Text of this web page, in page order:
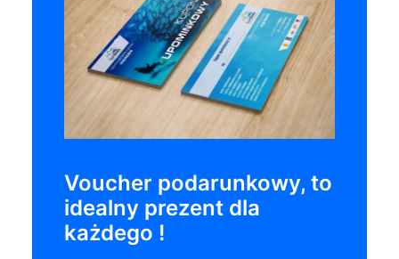
Voucher podarunkowy, to
idealny prezent dla
każdego !